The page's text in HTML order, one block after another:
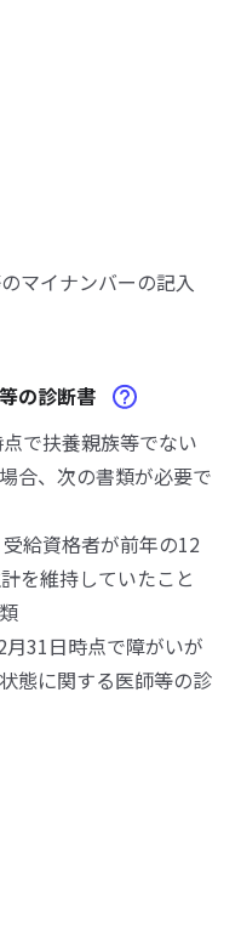
マイナンバーの記入
の診断書
で扶養親族等でない
合、次の書類が必要で
給資格者が前年の12
を維持していたこと
31日時点で障がいが
態に関する医師等の診